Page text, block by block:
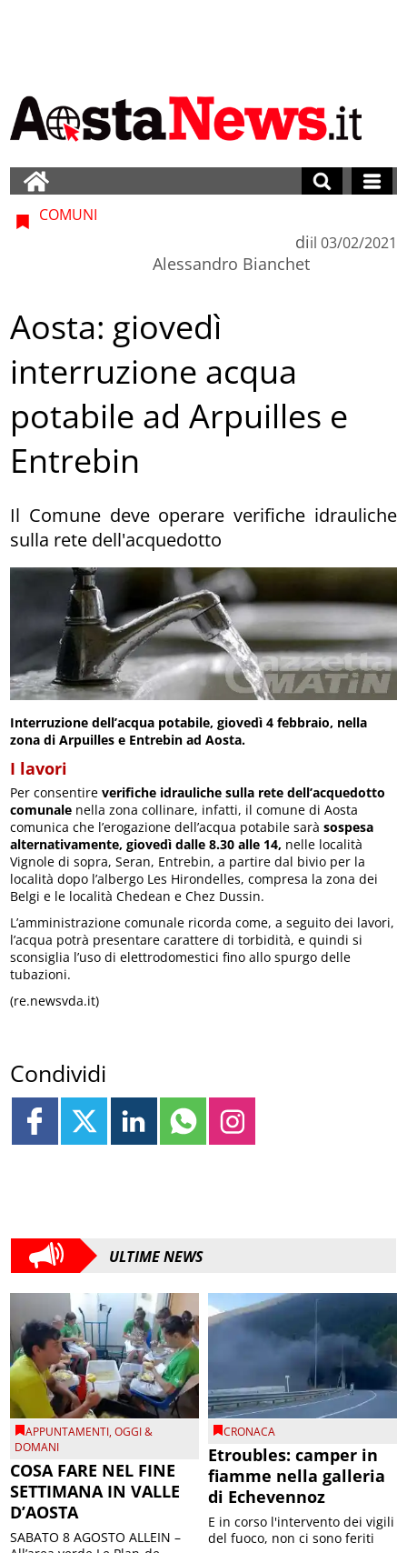
COMUNI
di
Alessandro Bianchet
il 03/02/2021
Aosta: giovedì
interruzione acqua
potabile ad Arpuilles e
Entrebin
Il Comune deve operare verifiche idrauliche
sulla rete dell'acquedotto
Interruzione dell’acqua potabile, giovedì 4 febbraio, nella
zona di Arpuilles e Entrebin ad Aosta.
I lavori
Per consentireverifiche idrauliche sulla rete dell’acquedotto
comunale nella zona collinare, infatti, il comune di Aosta
comunica che l’erogazione dell’acqua potabile saràsospesa
alternativamente, giovedì dalle 8.30 alle 14, nelle località
Vignole di sopra, Seran, Entrebin, a partire dal bivio per la
località dopo l’albergo Les Hirondelles, compresa la zona dei
Belgi e le località Chedean e Chez Dussin.
L’amministrazione comunale ricorda come, a seguito dei lavori,
l’acqua potrà presentare carattere di torbidità, e quindi si
sconsiglia l’uso di elettrodomestici fino allo spurgo delle
tubazioni.
(re.newsvda.it)
Condividi
ULTIME NEWS
APPUNTAMENTI,OGGI &
DOMANI
COSA FARE NEL FINE
SETTIMANA IN VALLE
D’AOSTA
SABATO 8 AGOSTO ALLEIN –
CRONACA
Etroubles: camper in
fiamme nella galleria
di Echevennoz
E in corso l'intervento dei vigili
del fuoco, non ci sono feriti